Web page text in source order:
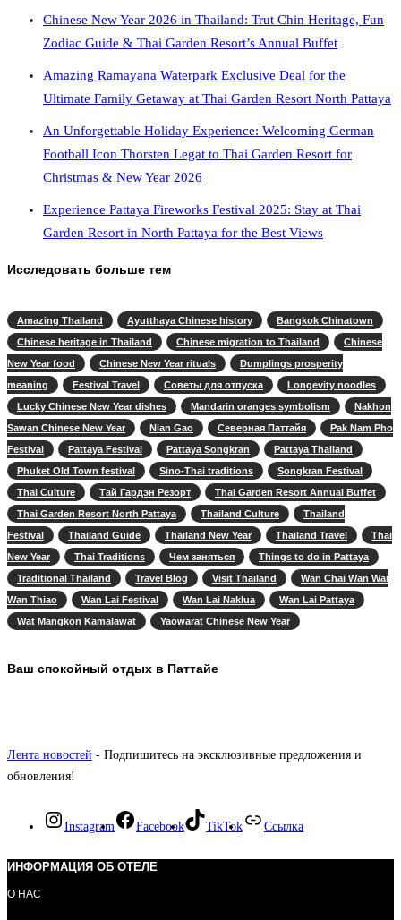
Chinese New Year 2026 in Thailand: Trut Chin Heritage, Fun
Zodiac Guide & Thai Garden Resort’s Annual Buffet
Amazing Ramayana Waterpark Exclusive Deal for the
Ultimate Family Getaway at Thai Garden Resort North Pattaya
An Unforgettable Holiday Experience: Welcoming German
Football Icon Thorsten Legat to Thai Garden Resort for
Christmas & New Year 2026
Experience Pattaya Fireworks Festival 2025: Stay at Thai
Garden Resort in North Pattaya for the Best Views
Исследовать больше тем
Amazing Thailand Ayutthaya Chinese history
Bangkok Chinatown
Chinese heritage in Thailand
Chinese migration to Thailand
Chinese
New Year food
Chinese New Year rituals
Dumplings prosperity
meaning
Festival Travel Советы для отпуска
Longevity noodles
Lucky Chinese New Year dishes
Mandarin oranges symbolism
Nakhon
Sawan Chinese New Year
Nian Gao Северная Паттайя
Pak Nam Pho
Festival
Pattaya Festival Pattaya Songkran
Pattaya Thailand
Phuket Old Town festival
Sino-Thai traditions
Songkran Festival
Thai Culture
Тай Гардэн Резорт
Thai Garden Resort Annual Buffet
Thai Garden Resort North Pattaya
Thailand Culture
Thailand
Festival
Thailand Guide Thailand New Year Thailand Travel
Thai
New Year
Thai Traditions Чем заняться
Things to do in Pattaya
Traditional Thailand
Travel Blog Visit Thailand
Wan Chai Wan Wai
Wan Thiao
Wan Lai Festival Wan Lai Naklua
Wan Lai Pattaya
Wat Mangkon Kamalawat
Yaowarat Chinese New Year
Ваш спокойный отдых в Паттайе
Лента новостей - Подпишитесь на эксклюзивные предложения и
обновления!
Instagram Facebook TikTok Ссылка
ИНФОРМАЦИЯ ОБ ОТЕЛЕ
О НАС